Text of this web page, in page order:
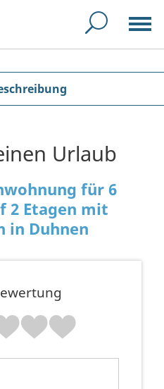
Urlaub
für 6
2 Etagen mit
in Duhnen